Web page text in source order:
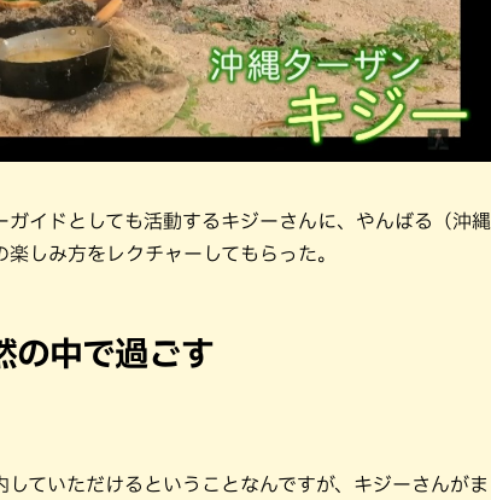
イドとしても活動するキジーさんに、やんばる（沖縄
しみ方をレクチャーしてもらった。
の中で過ごす
していただけるということなんですが、キジーさんがま